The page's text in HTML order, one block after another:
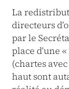
La
directeurs
par le
place d’une
(chartes
haut sont